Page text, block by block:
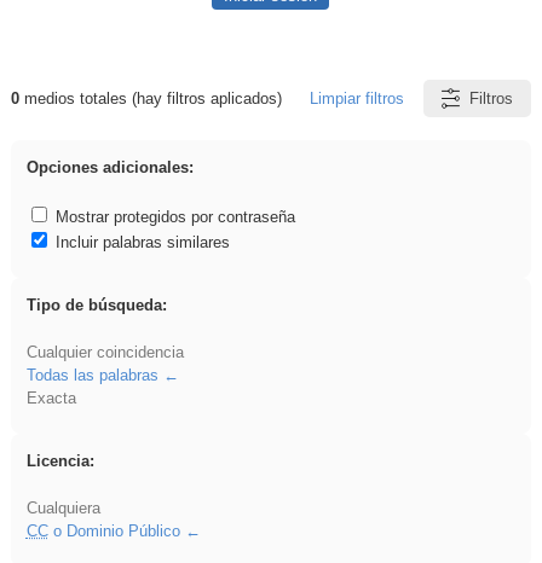
Resultados de: iessanisidro
0medios totales (hay filtros aplicados) Limpiar filtros Filtros
Opciones adicionales:
Mostrar protegidos por contraseña
Incluir palabras similares
Tipo de búsqueda:
Cualquier coincidencia
Todas las palabras
Exacta
Licencia:
Cualquiera
CCo Dominio Público